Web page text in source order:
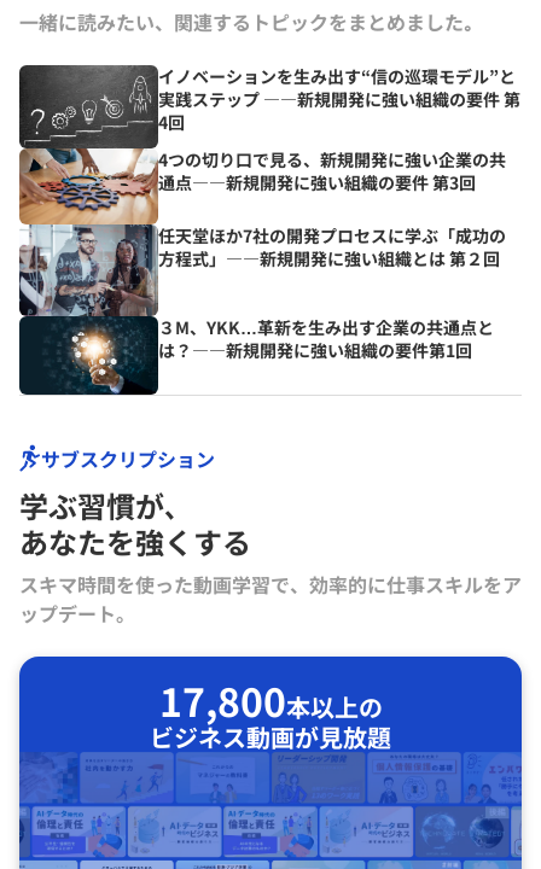
一緒に読みたい、関連するトピックをまとめました｡
イノベーションを生み出す“信の巡環モデル”と
実践ステップ ――新規開発に強い組織の要件 第
4回
4つの切り口で見る、新規開発に強い企業の共
通点――新規開発に強い組織の要件 第3回
任天堂ほか7社の開発プロセスに学ぶ「成功の
方程式」――新規開発に強い組織とは 第２回
３M、YKK…革新を生み出す企業の共通点と
は？――新規開発に強い組織の要件第1回
サブスクリプション
学ぶ習慣が､
あなたを強くする
スキマ時間を使った動画学習で、効率的に仕事スキルをア
ップデート。
17,800本以上の
ビジネス動画が見放題